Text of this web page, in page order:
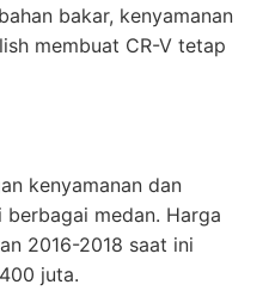
bakar, kenyamanan
membuat CR-V tetap
kenyamanan dan
medan. Harga
2016-2018 saat ini
juta.